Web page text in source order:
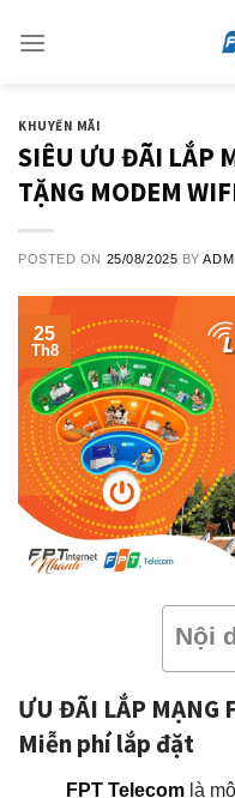
KHUYẾN MÃI
SIÊU ƯU ĐÃI LẮP
TẶNG MODEM
POSTED ON 25/08/2025 BY
25
Th8
Nội
ƯU ĐÃI LẮP MẠNG
Miễn phí lắp đặt
FPT Telecom là